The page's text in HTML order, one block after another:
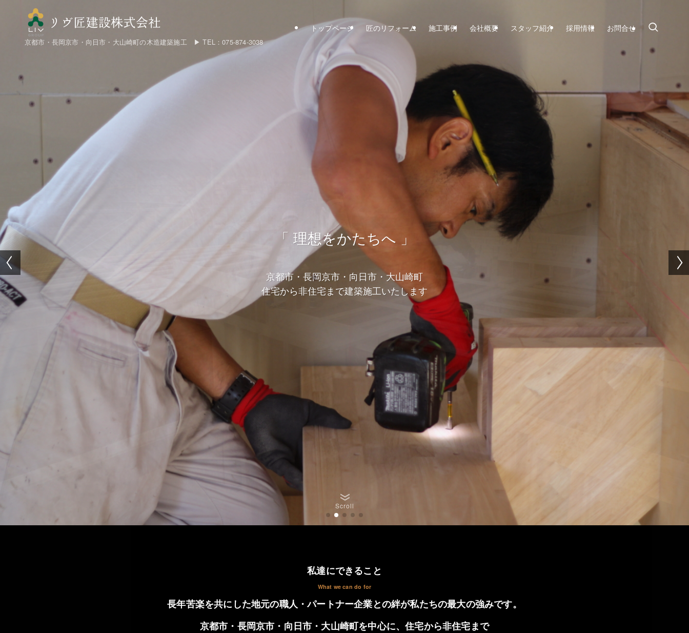
京都市・長岡京市・向日市・大山崎町の木造建築施工 ▶ TEL：075-874-3038
トップページ 匠のリフォーム 施工事例 会社概要 スタッフ紹介 採用情報 お問合せ
「 理想をかたちへ 」
京都市・長岡京市・向日市・大山崎町
住宅から非住宅まで建築施工いたします
Scroll
私達にできること
What we can do for
長年苦楽を共にした地元の職人・パートナー企業との絆が私たちの最大の強みです。
京都市・長岡京市・向日市・大山崎町を中心に、住宅から非住宅まで